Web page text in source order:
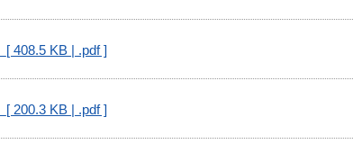
[ 408.5 KB | .pdf ]
[ 200.3 KB | .pdf ]